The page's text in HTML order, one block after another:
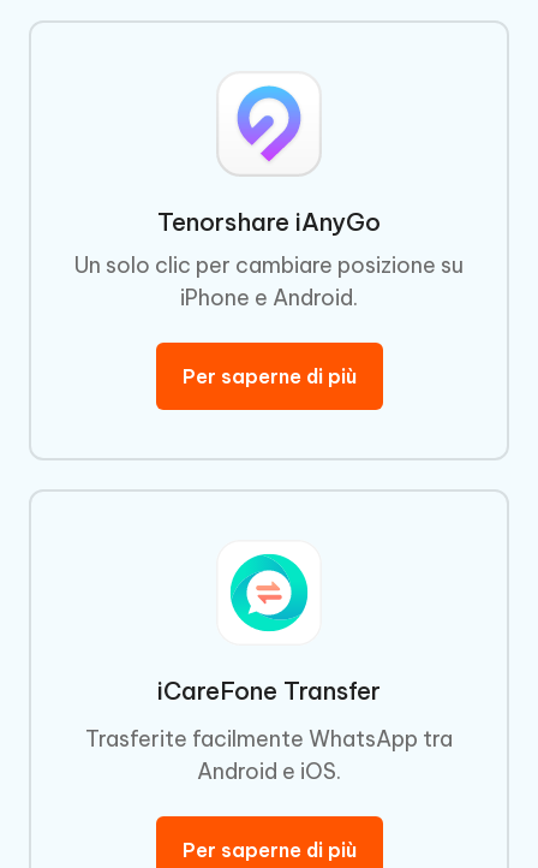
Tenorshare iAnyGo
Un solo clic per cambiare posizione su
iPhone e Android.
Per saperne di più
iCareFone Transfer
Trasferite facilmente WhatsApp tra
Android e iOS.
Per saperne di più